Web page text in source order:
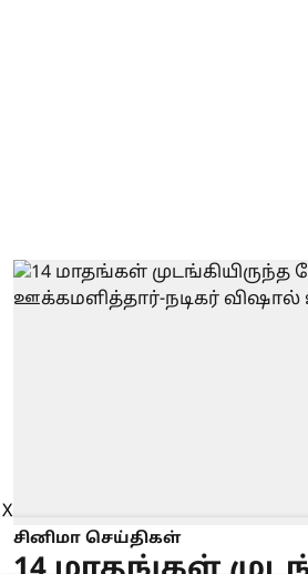
சினிமா செய்திகள்
X